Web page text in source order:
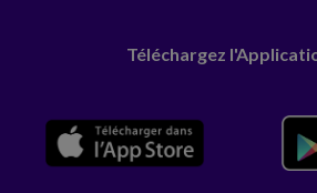
Téléchargez